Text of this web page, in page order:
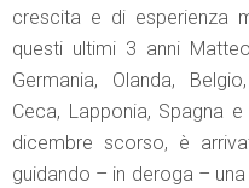
crescita e di esperienza
questi ultimi 3 anni
Germania, Olanda,
Ceca, Lapponia, Spagna
dicembre scorso, è
guidando – in deroga –